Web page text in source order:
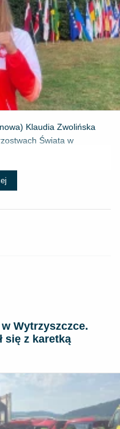
Klaudia Zwolińska
Świata w
Wytrzyszczce.
się z karetką